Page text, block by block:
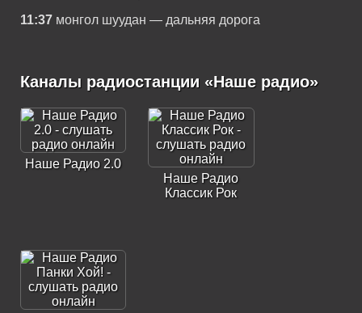
11:37 монгол шуудан — дальняя дорога
Каналы радиостанции «Наше радио»
Наше Радио 2.0
Наше Радио
Классик Рок